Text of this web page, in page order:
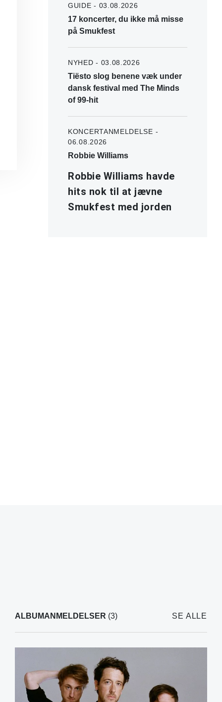
GUIDE - 03.08.2026
17 koncerter, du ikke må misse
på Smukfest
NYHED - 03.08.2026
Tiësto slog benene væk under
dansk festival med The Minds
of 99-hit
KONCERTANMELDELSE -
06.08.2026
Robbie Williams
Robbie Williams havde
hits nok til at jævne
Smukfest med jorden
ALBUMANMELDELSER (3) SE ALLE